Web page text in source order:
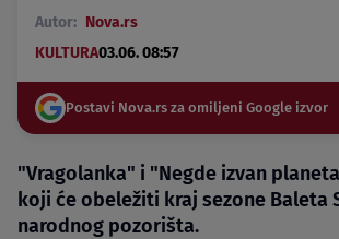
Autor: Nova.rs
KULTURA03.06. 08:57
Postavi Nova.rs za omiljeni Google izvor
"Vragolanka" i "Negde izvan
koji će obeležiti kraj sezone Baleta
narodnog pozorišta.